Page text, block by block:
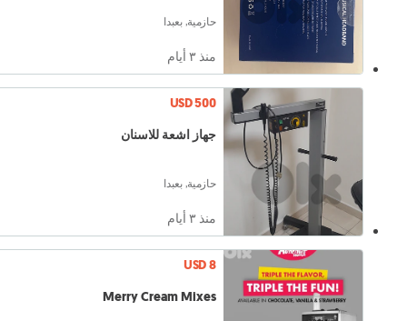
حازمية, بعبدا
منذ ٣ أيام
USD 500
جهاز اشعة للاسنان
حازمية, بعبدا
منذ ٣ أيام
USD 8
Merry Cream Mixes